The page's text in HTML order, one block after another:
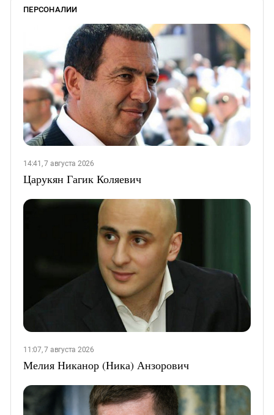
ПЕРСОНАЛИИ
14:41, 7 августа 2026
Царукян Гагик Коляевич
11:07, 7 августа 2026
Мелия Никанор (Ника) Анзорович